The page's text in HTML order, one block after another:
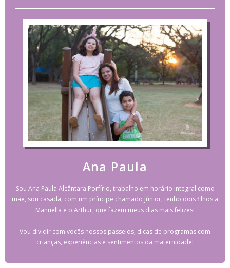
Ana Paula
Sou Ana Paula Alcântara Porfírio, trabalho em horário integral como
mãe, sou casada, com um príncipe chamado Júnior, tenho dois filhos a
Manuella e o Arthur, que fazem meus dias mais felizes!
Vou dividir com vocês nossos passeios, dicas de programas com
crianças, experiências e sentimentos da maternidade!